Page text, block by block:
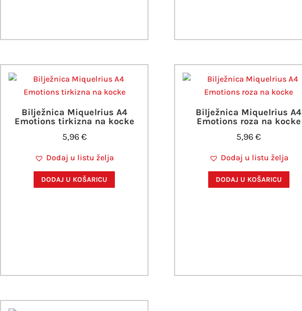
Bilježnica Miquelrius A4
Emotions tirkizna na kocke
5,96€
Dodaj u listu želja
DODAJ U KOŠARICU
Bilježnica Miquelrius A4
Emotions roza na kocke
5,96€
Dodaj u listu želja
DODAJ U KOŠARICU